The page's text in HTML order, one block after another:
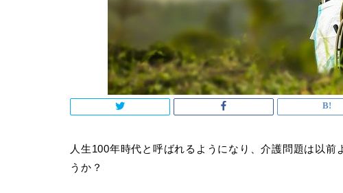
人生100年時代と呼ばれるようになり、介護問題は以
うか？